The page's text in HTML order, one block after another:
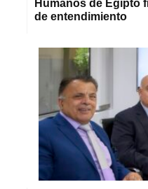
Humanos de Egipto
de entendimiento